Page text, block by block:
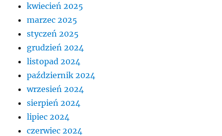
kwiecień 2025
marzec 2025
styczeń 2025
grudzień 2024
listopad 2024
październik 2024
wrzesień 2024
sierpień 2024
lipiec 2024
czerwiec 2024